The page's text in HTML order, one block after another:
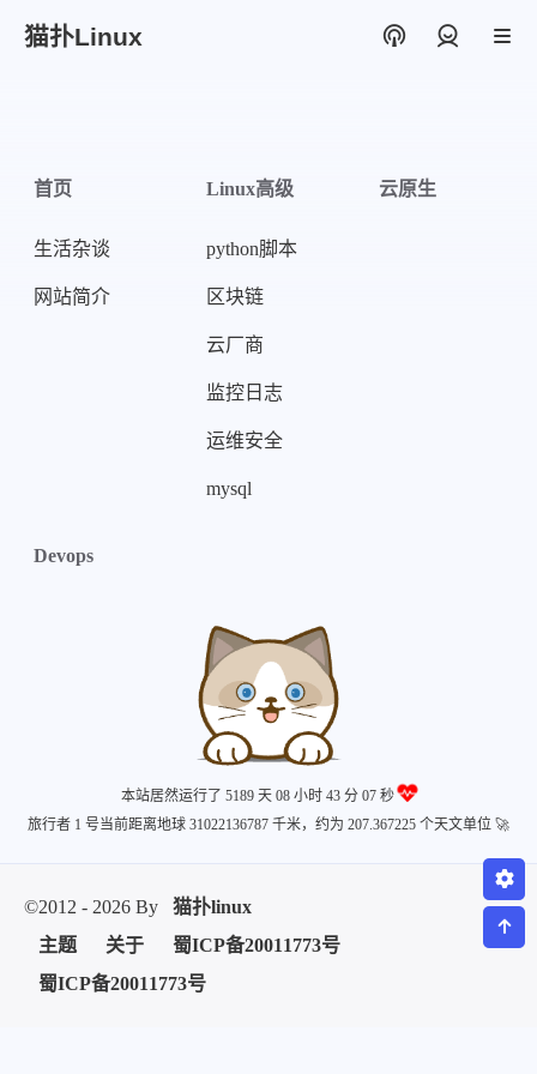
猫扑Linux
首页
生活杂谈
网站简介
Linux高级
python脚本
区块链
云厂商
监控日志
运维安全
mysql
云原生
Devops
本站居然运行了 5189 天08 小时 43 分 07 秒
旅行者 1 号当前距离地球 31022136787 千米，约为 207.367225 个天文单位 🚀
©2012 - 2026 By
猫扑linux
主题
关于
蜀ICP备20011773号
蜀ICP备20011773号